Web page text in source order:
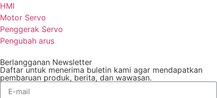
HMI
Motor Servo
Penggerak Servo
Pengubah arus
Berlangganan Newsletter
Daftar untuk menerima buletin kami agar mendapatkan
pembaruan produk, berita, dan wawasan.